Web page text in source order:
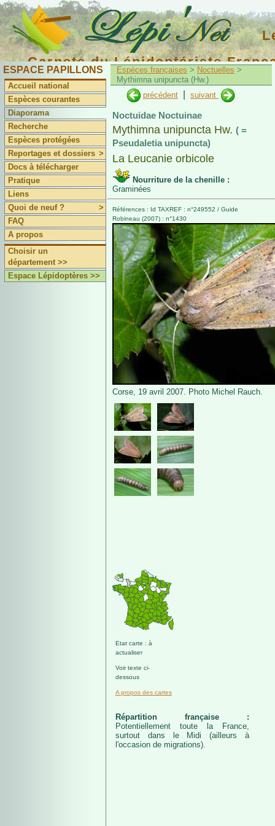
Carnets du Lépidoptériste
ESPACE PAPILLONS
Accueil national
Espèces courantes
Diaporama
Recherche
Espèces protégées
Reportages et dossiers >
Docs à télécharger
Pratique
Liens
Quoi de neuf ?
>
FAQ
A propos
Choisir un
département >>
Espace Lépidoptères >>
Espèces françaises > Noctuelles >
Mythimna unipuncta (Hw.)
précédent
suivant
Noctuidae Noctuinae
Mythimna unipuncta Hw. ( =
Pseudaletia unipuncta)
La Leucanie orbicole
Nourriture de la chenille :
Graminées
Références : Id TAXREF : n°249552 / Guide
Robineau (2007) : n°1430
Corse, 19 avril 2007. Photo Michel Rauch.
Etat carte : à
actualiser
Voir texte ci-
dessous
A propos des cartes
Répartition française :
Potentiellement toute la France,
surtout dans le Midi (ailleurs à
l'occasion de migrations).